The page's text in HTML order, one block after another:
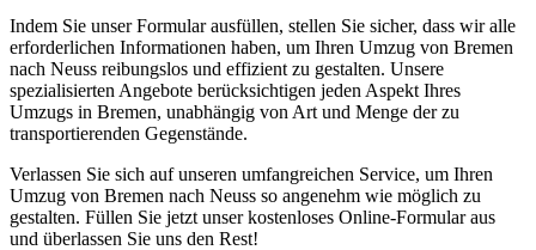
Indem Sie unser Formular ausfüllen, stellen Sie sicher, dass wir alle
erforderlichen Informationen haben, um Ihren Umzug von Bremen
nach Neuss reibungslos und effizient zu gestalten. Unsere
spezialisierten Angebote berücksichtigen jeden Aspekt Ihres
Umzugs in Bremen, unabhängig von Art und Menge der zu
transportierenden Gegenstände.
Verlassen Sie sich auf unseren umfangreichen Service, um Ihren
Umzug von Bremen nach Neuss so angenehm wie möglich zu
gestalten. Füllen Sie jetzt unser kostenloses Online-Formular aus
und überlassen Sie uns den Rest!